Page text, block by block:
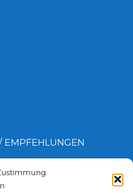
EMPFEHLUNGEN